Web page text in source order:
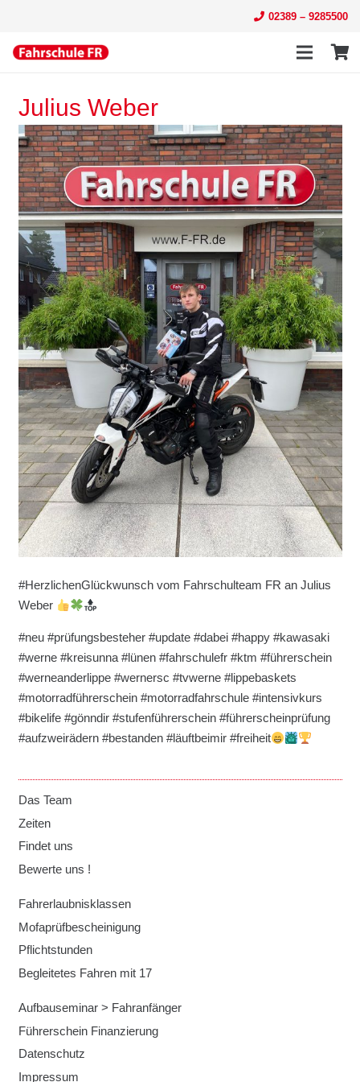
02389 – 9285500
Julius Weber
#HerzlichenGlückwunsch vom Fahrschulteam FR an Julius
Weber
#neu #prüfungsbesteher #update #dabei #happy #kawasaki
#werne #kreisunna #lünen #fahrschulefr #ktm #führerschein
#werneanderlippe #wernersc #tvwerne #lippebaskets
#motorradführerschein #motorradfahrschule #intensivkurs
#bikelife #gönndir #stufenführerschein #führerscheinprüfung
#aufzweirädern #bestanden #läuftbeimir #freiheit
Das Team
Zeiten
Findet uns
Bewerte uns !
Fahrerlaubnisklassen
Mofaprüfbescheinigung
Pflichtstunden
Begleitetes Fahren mit 17
Aufbauseminar > Fahranfänger
Führerschein Finanzierung
Datenschutz
Impressum